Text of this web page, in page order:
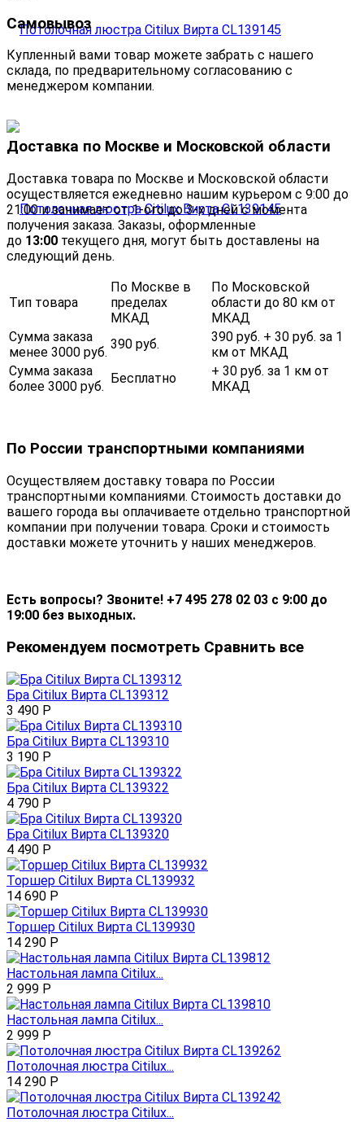
Самовывоз
Купленный вами товар можете забрать с нашего
склада, по предварительному согласованию с
менеджером компании.
Доставка по Москве и Московской области
Доставка товара по Москве и Московской области
осуществляется ежедневно нашим курьером с 9:00 до
21:00 и занимает от 1-ого до 3-х дней с момента
получения заказа. Заказы, оформленные
до 13:00 текущего дня, могут быть доставлены на
следующий день.
Тип товара
По Москве в
пределах
МКАД
По Московской
области до 80 км от
МКАД
Сумма заказа
менее 3000 руб.
390 руб.
390 руб. + 30 руб. за 1
км от МКАД
Сумма заказа
более 3000 руб.
Бесплатно
+ 30 руб. за 1 км от
МКАД
По России транспортными компаниями
Осуществляем доставку товара по России
транспортными компаниями. Стоимость доставки до
вашего города вы оплачиваете отдельно транспортной
компании при получении товара. Сроки и стоимость
доставки можете уточнить у наших менеджеров.
Есть вопросы? Звоните! +7 495 278 02 03 с 9:00 до
19:00 без выходных.
Рекомендуем посмотреть Сравнить все
Бра Citilux Вирта CL139312
3 490 Р
Бра Citilux Вирта CL139310
3 190 Р
Бра Citilux Вирта CL139322
4 790 Р
Бра Citilux Вирта CL139320
4 490 Р
Торшер Citilux Вирта CL139932
14 690 Р
Торшер Citilux Вирта CL139930
14 290 Р
Настольная лампа Citilux...
2 999 Р
Настольная лампа Citilux...
2 999 Р
Потолочная люстра Citilux...
14 290 Р
Потолочная люстра Citilux...